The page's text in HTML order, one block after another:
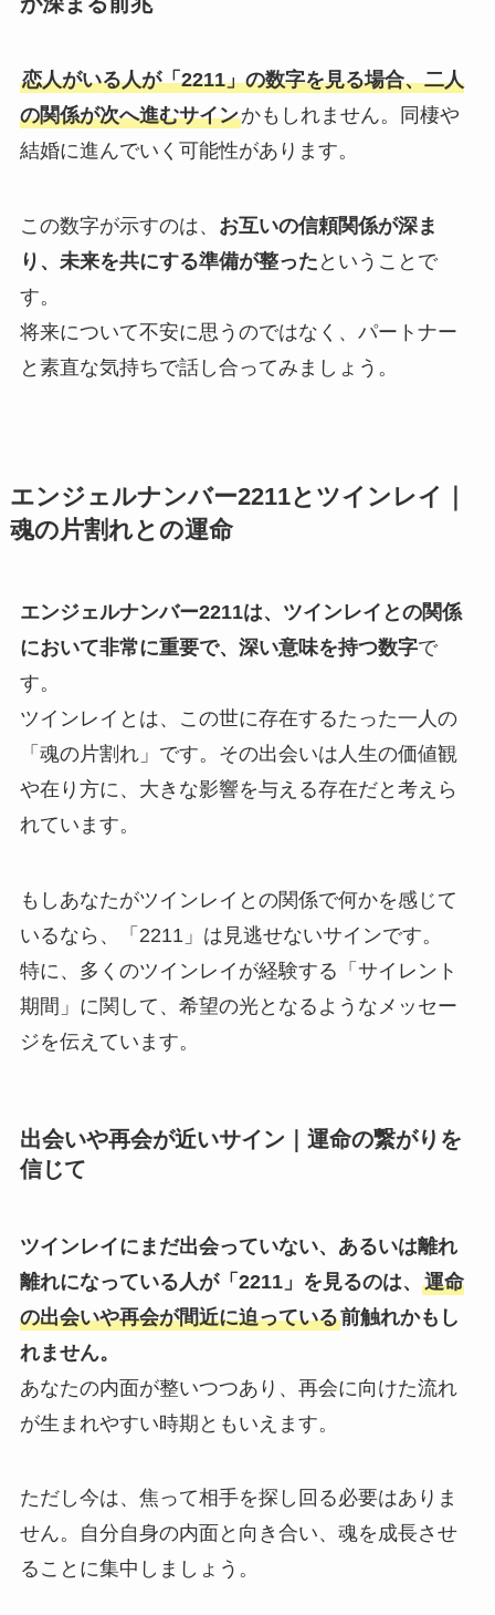
恋人がいる人が「2211」の数字を見る場合、二人
の関係が次へ進むサインかもしれません。同棲や
結婚に進んでいく可能性があります。
この数字が示すのは、 お互いの信頼関係が深ま
り、未来を共にする準備が整った ということで
す。
将来について不安に思うのではなく、パートナー
と素直な気持ちで話し合ってみましょう。
エンジェルナンバー2211とツインレイ｜
魂の片割れとの運命
エンジェルナンバー2211は、ツインレイとの関係
において非常に重要で、深い意味を持つ数字で
す。
ツインレイとは、この世に存在するたった一人の
「魂の片割れ」です。その出会いは人生の価値観
や在り方に、大きな影響を与える存在だと考えら
れています。
もしあなたがツインレイとの関係で何かを感じて
いるなら、「2211」は見逃せないサインです。
特に、多くのツインレイが経験する「サイレント
期間」に関して、希望の光となるようなメッセー
ジを伝えています。
出会いや再会が近いサイン｜運命の繋がりを
信じて
ツインレイにまだ出会っていない、あるいは離れ
離れになっている人が「2211」を見るのは、 運命
の出会いや再会が間近に迫っている前触れかもし
れません。
あなたの内面が整いつつあり、再会に向けた流れ
が生まれやすい時期ともいえます。
ただし今は、焦って相手を探し回る必要はありま
せん。自分自身の内面と向き合い、魂を成長させ
ることに集中しましょう。